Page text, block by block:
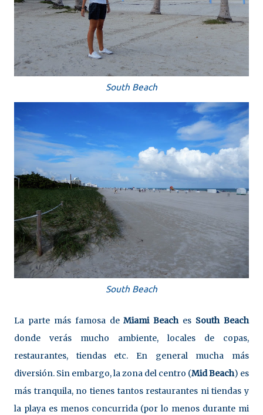
South Beach
South Beach
La parte más famosa deMiami Beaches South Beach
donde verás mucho ambiente, locales de copas,
restaurantes, tiendas etc. En general mucha más
diversión. Sin embargo, la zona del centro (Mid Beach) es
más tranquila, no tienes tantos restaurantes ni tiendas y
la playa es menos concurrida (por lo menos durante mi